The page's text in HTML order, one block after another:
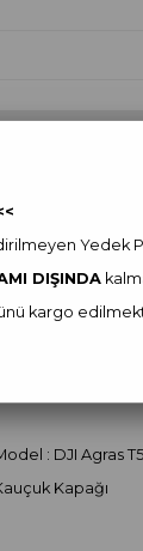
: DJI Agras
Kapağı
Yedek
DIŞINDA
kargo